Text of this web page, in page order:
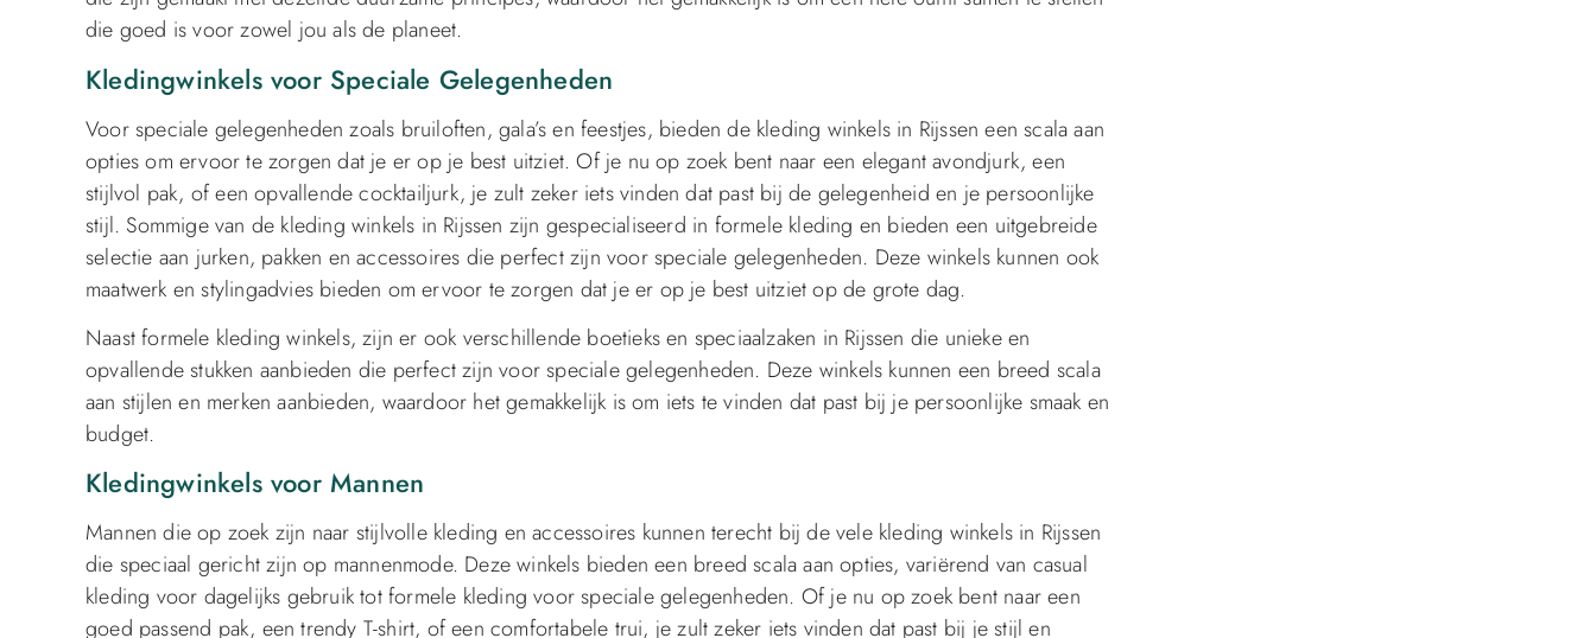
die goed is voor zowel jou als de planeet.
Kledingwinkels voor Speciale Gelegenheden
Voor speciale gelegenheden zoals bruiloften, gala’s en feestjes, bieden de kleding winkels in Rijssen een scala aan
opties om ervoor te zorgen dat je er op je best uitziet. Of je nu op zoek bent naar een elegant avondjurk, een
stijlvol pak, of een opvallende cocktailjurk, je zult zeker iets vinden dat past bij de gelegenheid en je persoonlijke
stijl. Sommige van de kleding winkels in Rijssen zijn gespecialiseerd in formele kleding en bieden een uitgebreide
selectie aan jurken, pakken en accessoires die perfect zijn voor speciale gelegenheden. Deze winkels kunnen ook
maatwerk en stylingadvies bieden om ervoor te zorgen dat je er op je best uitziet op de grote dag.
Naast formele kleding winkels, zijn er ook verschillende boetieks en speciaalzaken in Rijssen die unieke en
opvallende stukken aanbieden die perfect zijn voor speciale gelegenheden. Deze winkels kunnen een breed scala
aan stijlen en merken aanbieden, waardoor het gemakkelijk is om iets te vinden dat past bij je persoonlijke smaak en
budget.
Kledingwinkels voor Mannen
Mannen die op zoek zijn naar stijlvolle kleding en accessoires kunnen terecht bij de vele kleding winkels in Rijssen
die speciaal gericht zijn op mannenmode. Deze winkels bieden een breed scala aan opties, variërend van casual
kleding voor dagelijks gebruik tot formele kleding voor speciale gelegenheden. Of je nu op zoek bent naar een
goed passend pak, een trendy T-shirt, of een comfortabele trui, je zult zeker iets vinden dat past bij je stijl en